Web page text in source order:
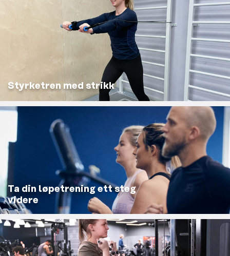
Styrketren med strikk
Ta din løpetrening ett steg
videre